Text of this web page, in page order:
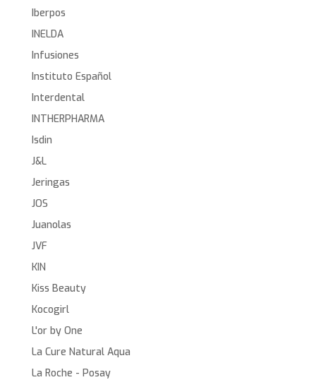
Iberpos
INELDA
Infusiones
Instituto Español
Interdental
INTHERPHARMA
Isdin
J&L
Jeringas
JOS
Juanolas
JVF
KIN
Kiss Beauty
Kocogirl
L'or by One
La Cure Natural Aqua
La Roche - Posay